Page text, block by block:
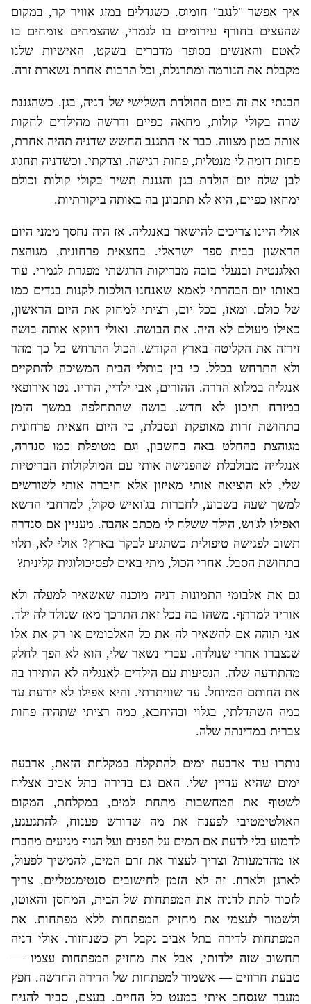
איך אפשר "לנגב" חומוס. כשגדלים במזג אוויר קר, במקום
שהעצים בחורף עירומים בו לגמרי, שהצמחים צומחים בו
לאטם והאנשים בסוּפר מדברים בשקט, האישיות שלנו
מקבלת את הנורמה ומתרגלת, וכל תרבות אחרת נשארת זרה.
הבנתי את זה ביום ההולדת השלישי של דניה, בגן. כשהגננת
שרה בקולי קולות, מחאה כפיים ודרשה מהילדים לחקות
אותה בטון מצווה. כבר אז התגנב החשש שדניה תהיה אחרת,
פחות דומה לי מנטלית, פחות רגישה. וצדקתי. וכשדניה תחגוג
לבן שלה יום הולדת בגן והגננת תשיר בקולי קולות וכולם
ימחאו כפיים, היא לא תתבונן בה באותה ביקורתיות.
אולי היינו צריכים להישאר באנגליה. אז היה נחסך ממני היום
הראשון בבית ספר ישראלי. בחצאית פרחונית, מגוהצת
ואלגנטית ובנעלי בובה מבריקות הרגשתי מפגרת לגמרי. עוד
באותו יום הבהרתי לאמא שאנחנו הולכות לקנות בגדים כמו
של כולם. ומאז, בכל יום, רציתי למחוק את היום הראשון,
כאילו מעולם לא היה. את הבושה. ואולי דווקא אותה בושה
זירזה את הקליטה בארץ הקודש. הכול התרחש כל כך מהר
ולא התרחש בכלל. כי בין כותלי הבית המשיכה להתקיים
אנגליה במלוא הדרה. ההורים, אבי ילדיי, הוריו. גטו אירופאי
במזרח תיכון לא חדש. בושה שהתחלפה במשך הזמן
בתחושת זרות מאופקת ונסבלת, כי היום חצאית פרחונית
מגוהצת בהחלט באה בחשבון, וגם מטופלת כמו סנדרה,
אנגלייה מבולבלת שהפגישה אותי עם המולקולות הבריטיות
שלי, לא הוציאה אותי מאיזון אלא חיברה אותי לשורשים
למשך שעה בשבוע, לחברות בג'ואיש סקול, למרחבי הדשא
ואפילו לג'וש, הילד ששלח לי מכתב אהבה. מעניין אם סנדרה
תשוב לפגישה טיפולית כשתגיע לבקר בארץ? אולי לא, תלוי
בתחושת הסבל. אחרי הכול, מתי באים לפסיכולוגית קלינית?
גם את אלבומי התמונות דניה מוכנה שאשאיר למעלה ולא
אוריד למרתף. משהו בה בכל זאת התרכך מאז שנולד לה ילד.
אני תוהה אם להשאיר לה את כל האלבומים או רק את אלו
שנצברו אחרי שנולדה. עברי נשאר שלי, הוא לא הפך לחלק
מהתודעה שלה. הנסיעות עם הילדים לאנגליה לא הותירו בה
את החותם המיוחל. עד שוויתרתי. והיא אפילו לא יודעת עד
כמה השתדלתי, בגלוי ובהיחבא, כמה רציתי שתהיה פחות
צברית במדינתה שלה.
נותרו עוד ארבעה ימים להתקלח במקלחת הזאת, ארבעה
ימים שהיא עדיין שלי. האם גם בדירה בתל אביב אצליח
לשטוף את המחשבות מתחת למים, במקלחת, המקום
האולטימטיבי לפענח את מה שדורש פענוח, להתגעגע,
לדמוע בלי לדעת אם המים על הפנים ועל הגוף מגיעים מהברז
או מהדמעות? וצריך לעצור את זרם המים, להמשיך לפעול,
לארגן ולארוז. זה לא הזמן לחישובים סנטימנטליים, צריך
לזכור לתת לדניה את המפתחות של הבית, המחסן והאוטו,
ולשמור לעצמי את מחזיק המפתחות ללא מפתחות. את
המפתחות לדירה בתל אביב נקבל רק כשנחזור. אולי דניה
תחשוב שזה ילדותי, אבל את מחזיק המפתחות עצמו —
טבעת חרוזים — אשמור למפתחות של הדירה החדשה. חפץ
מעבר שנסחב איתי כמעט כל החיים. בעצם, סביר להניח